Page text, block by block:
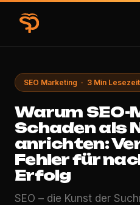
SEO Marketing · 3 Min Lesezeit
Warum
Schaden als
anrichten:
Fehler für
Erfolg
SEO – die Kunst der